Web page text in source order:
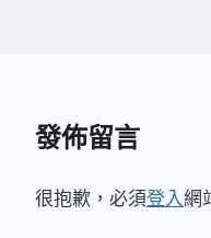
發佈留言
很抱歉，必須登入網